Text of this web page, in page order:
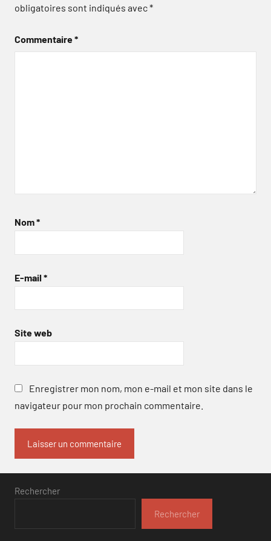
obligatoires sont indiqués avec*
Commentaire*
Nom*
E-mail *
Site web
Enregistrer mon nom, mon e-mail et mon site dans le
navigateur pour mon prochain commentaire.
Rechercher
Rechercher